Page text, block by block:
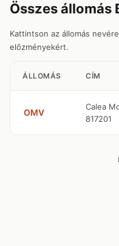
Összes
Kattintson az állomás
előzményekért.
ÁLLOMÁS CÍM
OMV
Calea
817201